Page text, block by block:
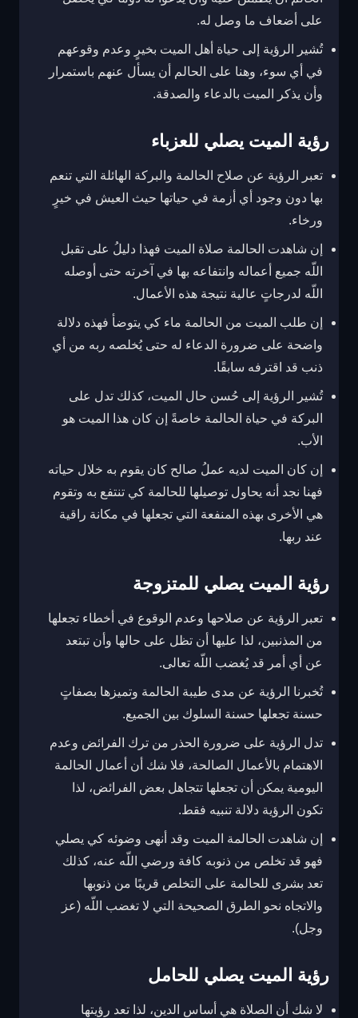
على أضعاف ما وصل له.
تُشير الرؤية إلى حياة أهل الميت بخيرٍ وعدم وقوعهم
في أي سوء، وهنا على الحالم أن يسأل عنهم باستمرار
وأن يذكر الميت بالدعاء والصدقة.
رؤية الميت يصلي للعزباء
تعبر الرؤية عن صلاح الحالمة والبركة الهائلة التي تنعم
بها دون وجود أي أزمة في حياتها حيث العيش في خيرٍ
ورخاء.
إن شاهدت الحالمة صلاة الميت فهذا دليلُ على تقبل
اللّه جميع أعماله وانتفاعه بها في آخرته حتى أوصله
اللّه لدرجاتٍ عالية نتيجة هذه الأعمال.
إن طلب الميت من الحالمة ماء كي يتوضأ فهذه دلالة
واضحة على ضرورة الدعاء له حتى يُخلصه ربه من أي
ذنب قد اقترفه سابقًا.
تُشير الرؤية إلى حُسن حال الميت، كذلك تدل على
البركة في حياة الحالمة خاصةً إن كان هذا الميت هو
الأب.
إن كان الميت لديه عملُ صالح كان يقوم به خلال حياته
فهنا نجد أنه يحاول توصيلها للحالمة كي تنتفع به وتقوم
هي الأخرى بهذه المنفعة التي تجعلها في مكانة راقية
عند ربها.
رؤية الميت يصلي للمتزوجة
تعبر الرؤية عن صلاحها وعدم الوقوع في أخطاء تجعلها
من المذنبين، لذا عليها أن تظل على حالها وأن تبتعد
عن أي أمر قد يُغضب اللّه تعالى.
تُخبرنا الرؤية عن مدى طيبة الحالمة وتميزها بصفاتٍ
حسنة تجعلها حسنة السلوك بين الجميع.
تدل الرؤية على ضرورة الحذر من ترك الفرائض وعدم
الاهتمام بالأعمال الصالحة، فلا شك أن أعمال الحالمة
اليومية يمكن أن تجعلها تتجاهل بعض الفرائض، لذا
تكون الرؤية دلالة تنبيه فقط.
إن شاهدت الحالمة الميت وقد أنهى وضوئه كي يصلي
فهو قد تخلص من ذنوبه كافة ورضي اللّه عنه، كذلك
تعد بشرى للحالمة على التخلص قريبًا من ذنوبها
والاتجاه نحو الطرق الصحيحة التي لا تغضب اللّه (عز
وجل).
رؤية الميت يصلي للحامل
لا شك أن الصلاة هي أساس الدين، لذا تعد رؤيتها